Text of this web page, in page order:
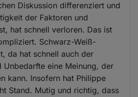
Diskussion differenziert und
der Faktoren und
hat schnell verloren. Das ist
Schwarz-Weiß-
da hat schnell auch der
Unbedarfte eine Meinung, der
kann. Insofern hat Philippe
Stand. Mutig und richtig, dass